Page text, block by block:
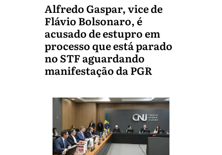
Alfredo Gaspar, vice de
Flávio Bolsonaro, é
acusado de estupro em
processo que está parado
no STF aguardando
manifestação da PGR